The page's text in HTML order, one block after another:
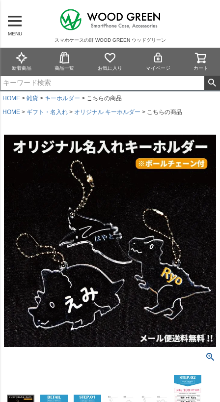
MENU
スマホケースの町 WOOD GREEN ウッドグリーン
新着商品 商品一覧 お気に入り マイページ カート
HOME 雑貨 キーホルダー
こちらの商品
HOME
ギフト・名入れ オリジナル キーホルダー こちらの商品